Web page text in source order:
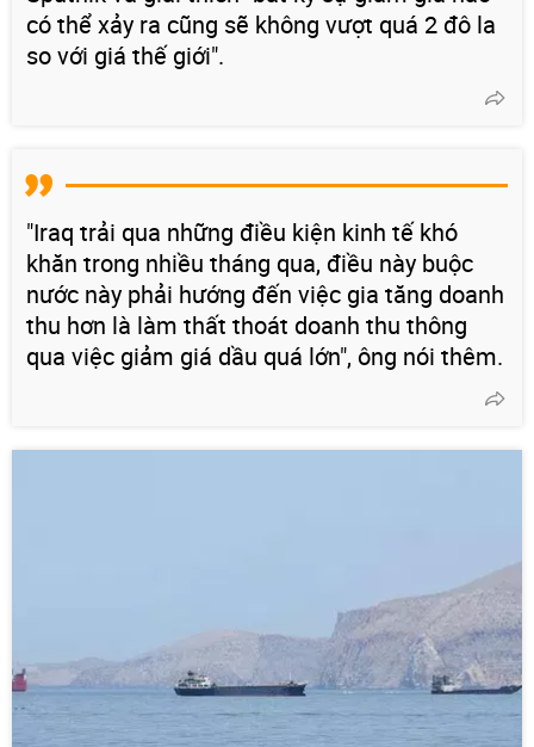
có thể xảy ra cũng sẽ không vượt quá 2 đô la
so với giá thế giới".
"Iraq trải qua những điều kiện kinh tế khó
khăn trong nhiều tháng qua, điều này buộc
nước này phải hướng đến việc gia tăng doanh
thu hơn là làm thất thoát doanh thu thông
qua việc giảm giá dầu quá lớn", ông nói thêm.